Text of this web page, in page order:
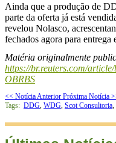
Ainda que a produção de
parte da oferta já está
revelou Nolasco,
fechados agora para entrega
Matéria originalmente
https://br.reuters.com/
OBRBS
<< Notícia Anterior Próxima Notícia
Tags: DDG WDG Scot Consultoria